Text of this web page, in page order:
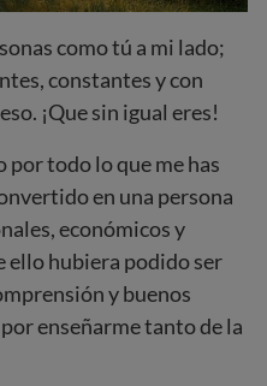
como tú a mi lado;
constantes y con
¡Que sin igual eres!
por todo lo que me has
en una persona
económicos y
ello hubiera podido ser
y buenos
enseñarme tanto de la